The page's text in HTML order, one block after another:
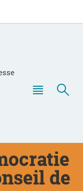
de